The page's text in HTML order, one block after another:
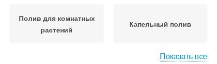
Полив для комнатных
растений
Капельный полив
Показать все